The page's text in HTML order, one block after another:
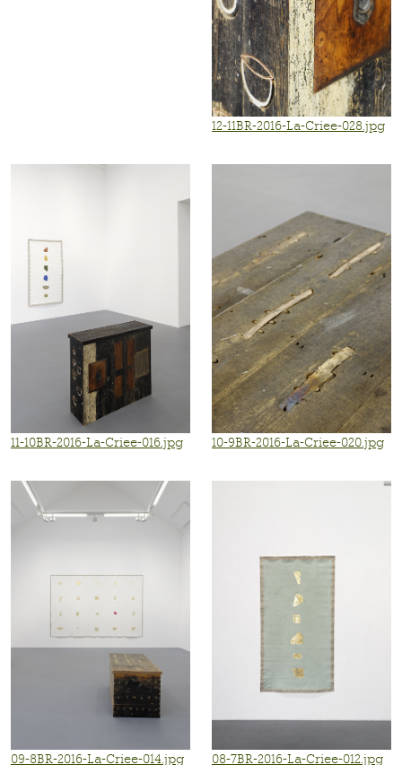
12-11BR-2016-La-Criee-028.jpg
11-10BR-2016-La-Criee-016.jpg 10-9BR-2016-La-Criee-020.jpg
09-8BR-2016-La-Criee-014.jpg 08-7BR-2016-La-Criee-012.jpg